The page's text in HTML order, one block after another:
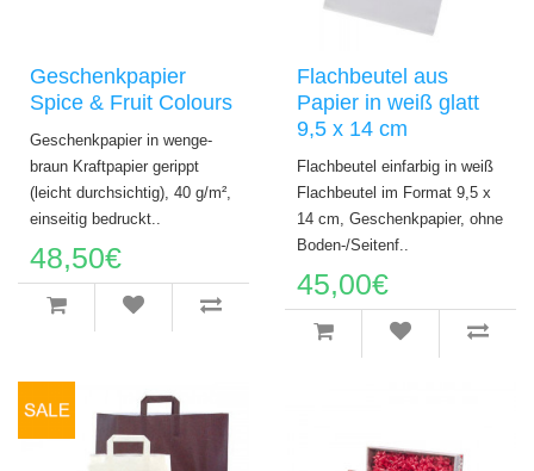
Geschenkpapier
Spice & Fruit Colours
Geschenkpapier in wenge-
braun Kraftpapier gerippt
(leicht durchsichtig), 40 g/m²,
einseitig bedruckt..
48,50€
Flachbeutel aus
Papier in weiß glatt
9,5 x 14 cm
Flachbeutel einfarbig in weiß
Flachbeutel im Format 9,5 x
14 cm, Geschenkpapier, ohne
Boden-/Seitenf..
45,00€